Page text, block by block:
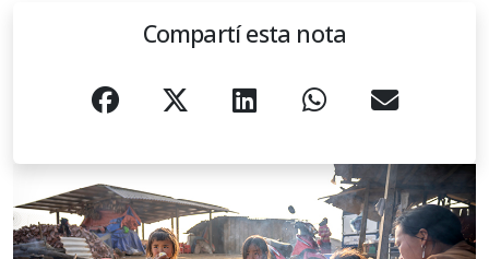
Compartí esta nota